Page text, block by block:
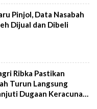
Pinjol, Data Nasabah
Dijual dan Dibeli
Ribka Pastikan
Turun Langsung
Dugaan Keracunan